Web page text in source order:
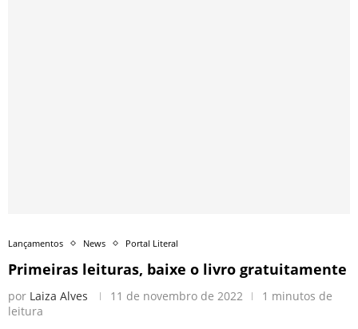
Lançamentos News Portal Literal
Primeiras leituras, baixe o livro gratuitamente
por Laiza Alves 11 de novembro de 2022
1 minutos de
leitura